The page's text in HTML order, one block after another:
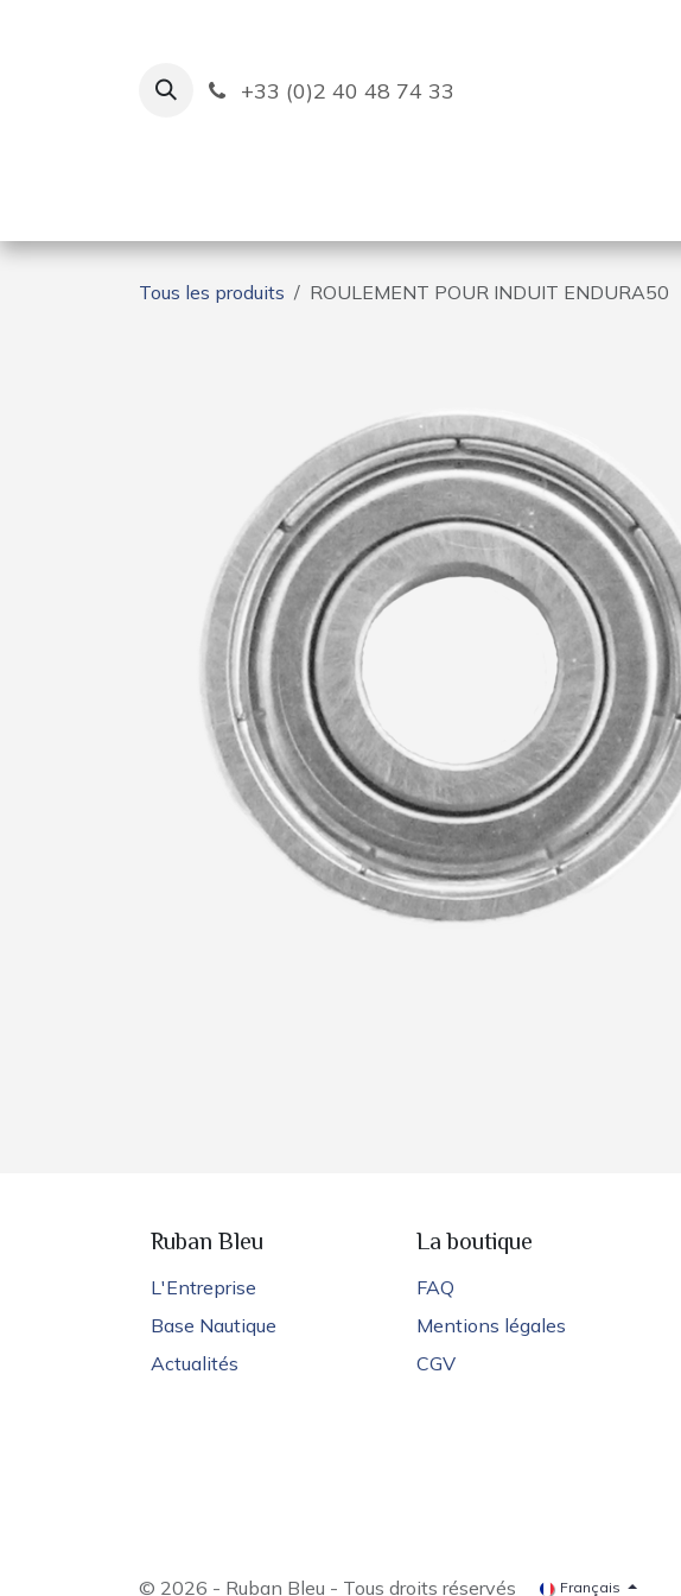
+33 (0)2 40 48 74 33
Tous les produits ROULEMENT POUR INDUIT ENDURA50
Ruban Bleu
L'Entreprise
Base Nautique
Actualités
La boutique
FAQ
Mentions légales
CGV
© 2026 - Ruban Bleu - Tous droits réservés Français